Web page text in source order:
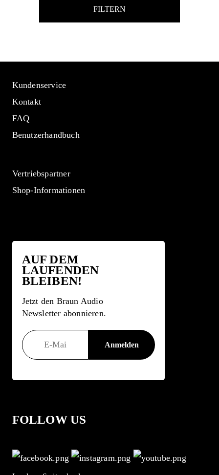
FILTERN
Kundenservice
Kontakt
FAQ
Benutzerhandbuch
Vertriebspartner
Shop-Informationen
AUF DEM
LAUFENDEN
BLEIBEN!
Jetzt den Braun Audio
Newsletter abonnieren.
FOLLOW US